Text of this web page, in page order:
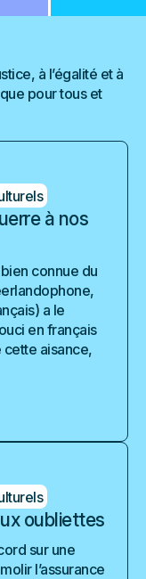
à l’égalité et à
pour tous et
à nos
connue du
a le
en français
aisance,
oubliettes
sur une
l’assurance